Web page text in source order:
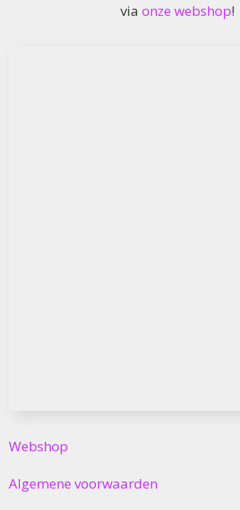
via onze webshop!
Webshop
Algemene voorwaarden